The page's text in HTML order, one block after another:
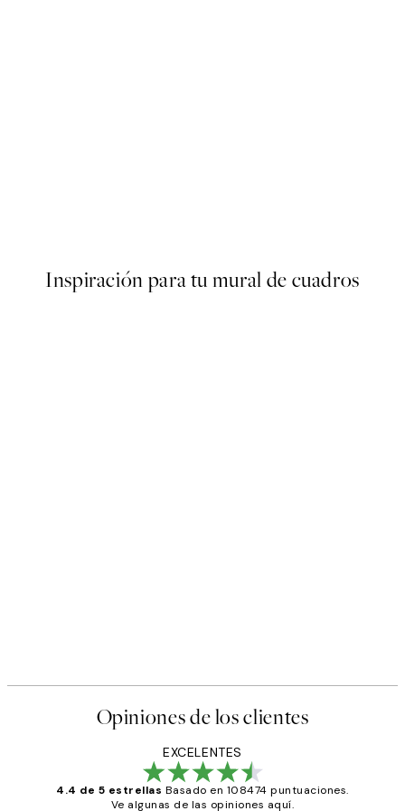
Inspiración para tu mural de cuadros
Opiniones de los clientes
EXCELENTES
4.4 de 5 estrellas Basado en 108474 puntuaciones.
Ve algunas de las opiniones aquí.